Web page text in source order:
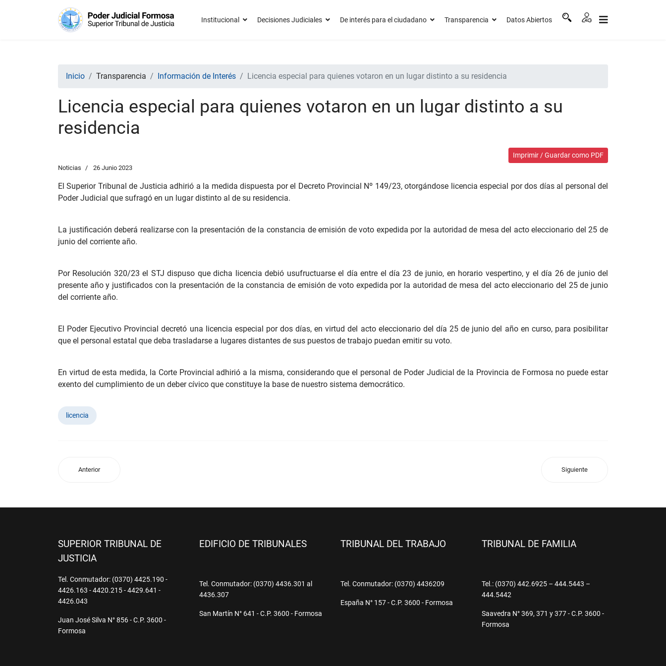
Institucional Decisiones Judiciales De interés para el ciudadano Transparencia Datos Abiertos
Inicio Transparencia Información de Interés Licencia especial para quienes votaron en un lugar distinto a su residencia
Licencia especial para quienes votaron en un lugar distinto a su
residencia
Imprimir / Guardar como PDF
Noticias 26 Junio 2023
El Superior Tribunal de Justicia adhirió a la medida dispuesta por el Decreto Provincial Nº 149/23, otorgándose licencia especial por dos días al personal del
Poder Judicial que sufragó en un lugar distinto al de su residencia.
La justificación deberá realizarse con la presentación de la constancia de emisión de voto expedida por la autoridad de mesa del acto eleccionario del 25 de
junio del corriente año.
Por Resolución 320/23 el STJ dispuso que dicha licencia debió usufructuarse el día entre el día 23 de junio, en horario vespertino, y el día 26 de junio del
presente año y justificados con la presentación de la constancia de emisión de voto expedida por la autoridad de mesa del acto eleccionario del 25 de junio
del corriente año.
El Poder Ejecutivo Provincial decretó una licencia especial por dos días, en virtud del acto eleccionario del día 25 de junio del año en curso, para posibilitar
que el personal estatal que deba trasladarse a lugares distantes de sus puestos de trabajo puedan emitir su voto.
En virtud de esta medida, la Corte Provincial adhirió a la misma, considerando que el personal de Poder Judicial de la Provincia de Formosa no puede estar
exento del cumplimiento de un deber cívico que constituye la base de nuestro sistema democrático.
licencia
Anterior Siguiente
SUPERIOR TRIBUNAL DE
JUSTICIA
Tel. Conmutador: (0370) 4425.190 -
4426.163 - 4420.215 - 4429.641 -
4426.043
Juan José Silva N° 856 - C.P. 3600 -
Formosa
EDIFICIO DE TRIBUNALES
Tel. Conmutador: (0370) 4436.301 al
4436.307
San Martín N° 641 - C.P. 3600 - Formosa
TRIBUNAL DEL TRABAJO
Tel. Conmutador: (0370) 4436209
España N° 157 - C.P. 3600 - Formosa
TRIBUNAL DE FAMILIA
Tel.: (0370) 442.6925 – 444.5443 –
444.5442
Saavedra N° 369, 371 y 377 - C.P. 3600 -
Formosa